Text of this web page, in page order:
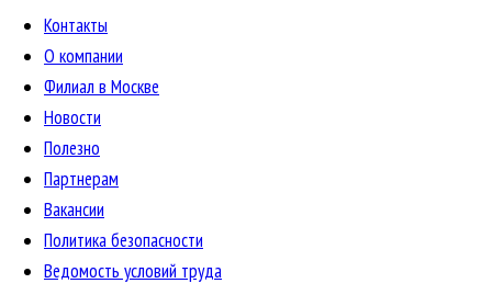
Контакты
О компании
Филиал в Москве
Новости
Полезно
Партнерам
Вакансии
Политика безопасности
Ведомость условий труда